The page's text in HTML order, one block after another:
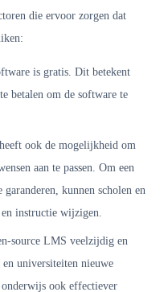
die ervoor zorgen dat
is gratis. Dit betekent
betalen om de software te
ook de mogelijkheid om
aan te passen. Om een
kunnen scholen en
instructie wijzigen.
source LMS veelzijdig en
universiteiten nieuwe
ook effectiever